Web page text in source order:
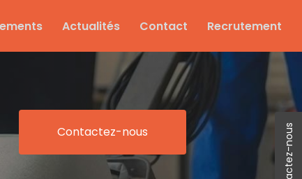
Actualités Contact Recrutement
Contactez-nous